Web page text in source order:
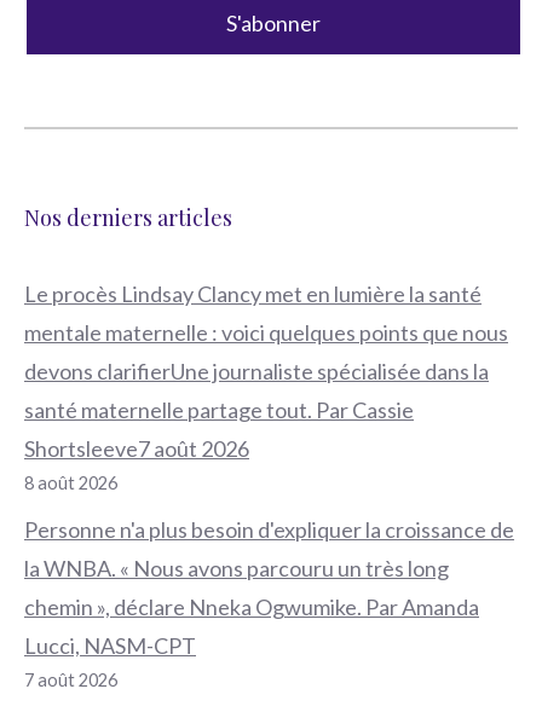
Nos derniers articles
Le procès Lindsay Clancy met en lumière la santé
mentale maternelle : voici quelques points que nous
devons clarifierUne journaliste spécialisée dans la
santé maternelle partage tout. Par Cassie
Shortsleeve7 août 2026
8 août 2026
Personne n'a plus besoin d'expliquer la croissance de
la WNBA. « Nous avons parcouru un très long
chemin », déclare Nneka Ogwumike. Par Amanda
Lucci, NASM-CPT
7 août 2026